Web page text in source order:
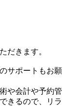
だきます。
サポートもお願
や会計や予約管
きるので、リラ